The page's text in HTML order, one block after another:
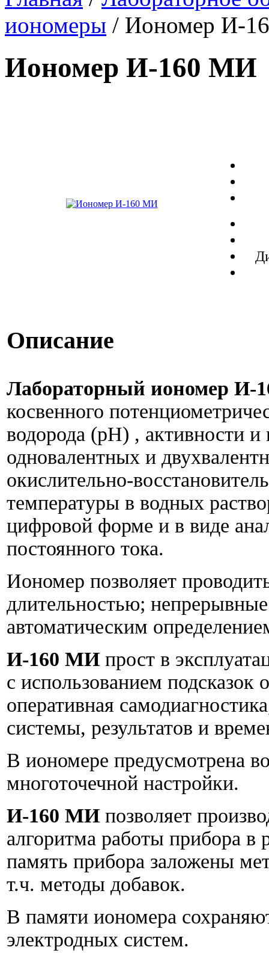
иономеры / Иономер И-
Иономер И-160 МИ
Описание
Лабораторный иономер И-
косвенного
водорода (pH) , активности и
одновалентных и
окислительно-
температуры в водных
цифровой форме и в виде
постоянного тока.
Иономер позволяет
длительностью;
автоматическим
И-160 МИ прост в
с использованием подсказок
оперативная
системы, результатов и
В иономере предусмотрена
многоточечной настройки.
И-160 МИ позволяет
алгоритма работы прибора
память прибора заложены
т.ч. методы добавок.
В памяти иономера
электродных систем.